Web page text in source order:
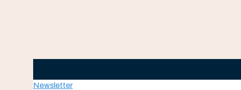
Newsletter